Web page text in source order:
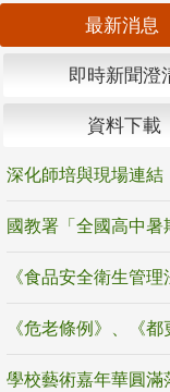
最新消息
即時新聞澄
資料下載
《食品安全衛生管
《危老條例》、《